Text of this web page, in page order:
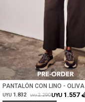
Talle
PANTALÓN CON LINO - OLIVA
UYU 1.832 UYU 2.290UYU 1.557